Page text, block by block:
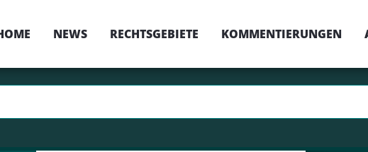
NEWS RECHTSGEBIETE KOMMENTIERUNGEN